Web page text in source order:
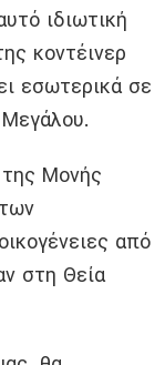
ιδιωτική
κοντέινερ
εσωτερικά σε
Μονής
από
στη Θεία